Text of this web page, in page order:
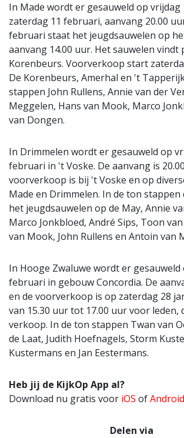
In Made wordt er gesauweld op
zaterdag 11 februari, aanvang 20.00
februari staat het jeugdsauwelen op
aanvang 14.00 uur. Het sauwelen vindt
Korenbeurs. Voorverkoop start
De Korenbeurs, Amerhal en 't
stappen John Rullens, Annie van der
Meggelen, Hans van Mook, Marco
van Dongen.
In Drimmelen wordt er gesauweld op
februari in 't Voske. De aanvang is
voorverkoop is bij 't Voske en op
Made en Drimmelen. In de ton stappen
het jeugdsauwelen op de May, Annie
Marco Jonkbloed, André Sips, Toon
van Mook, John Rullens en Antoin van
In Hooge Zwaluwe wordt er gesauweld
februari in gebouw Concordia. De
en de voorverkoop is op zaterdag 28
van 15.30 uur tot 17.00 uur voor leden,
verkoop. In de ton stappen Twan van
de Laat, Judith Hoefnagels, Storm
Kustermans en Jan Eestermans.
Heb jij de KijkOp App al?
Download nu gratis voor iOS ofAndroid
Delen via